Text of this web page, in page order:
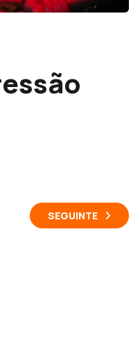
SEGUINTE